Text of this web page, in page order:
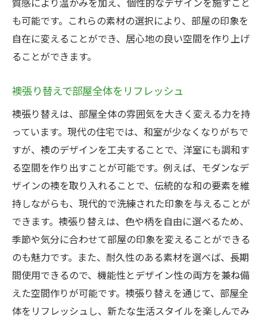
襖で実現するプライバシーと開放感
エコ素材を用いたサステナブルな選択
モダンライフに溶け込む襖の魅力
ライフスタイルが変われば襖も変わる
家族構成に応じた最適なデザイン
襖張り替えで実現する個性的な空間作り
パーソナライズされた襖の楽しみ方
ユニークなデザインで空間を彩る
自宅をギャラリーにする襖の活用法
アートとしての襖張り替え
自分だけのスペースを作る秘訣
個性を最大限に引き出す選択
素材の多様性がもたらす襖張り替えの魅力
和紙から布まで—選べる素材の幅
素材で変わる空間の温かみ
自然素材で感じる心地よさ
も可能です。これらの素材の選択により、部屋の印象を
自在に変えることができ、居心地の良い空間を作り上げ
ることができます。
襖張り替えで部屋全体をリフレッシュ
襖張り替えは、部屋全体の雰囲気を大きく変える力を持
っています。現代の住宅では、和室が少なくなりがちで
すが、襖のデザインを工夫することで、洋室にも調和す
る空間を作り出すことが可能です。例えば、モダンなデ
ザインの襖を取り入れることで、伝統的な和の要素を維
持しながらも、現代的で洗練された印象を与えることが
できます。襖張り替えは、色や柄を自由に選べるため、
季節や気分に合わせて部屋の印象を変えることができる
のも魅力です。また、耐久性のある素材を選べば、長期
間使用できるので、機能性とデザイン性の両方を兼ね備
えた空間作りが可能です。襖張り替えを通じて、部屋全
体をリフレッシュし、新たな生活スタイルを楽しんでみ